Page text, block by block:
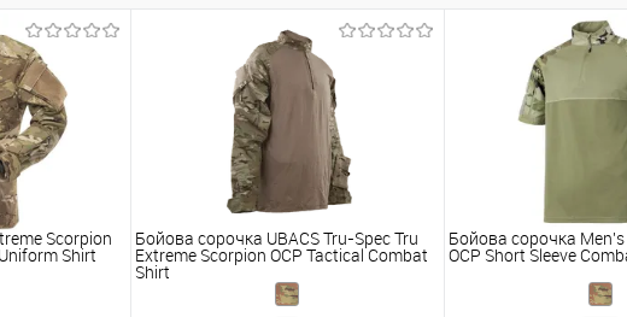
Scorpion
Shirt
Бойова сорочка UBACS Tru-Spec Tru
Extreme Scorpion OCP Tactical Combat
Shirt
Бойова сорочка
OCP Short Sleeve